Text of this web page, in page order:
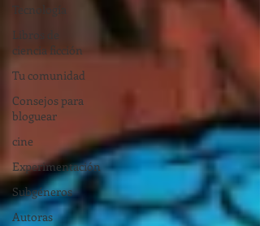
Tecnología
Libros de
ciencia ficción
Tu comunidad
Consejos para
bloguear
cine
Experimentación
Subgéneros
Autoras